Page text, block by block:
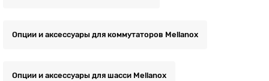
Опции и аксессуары для коммутаторов Mellanox
Опции и аксессуары для шасси Mellanox